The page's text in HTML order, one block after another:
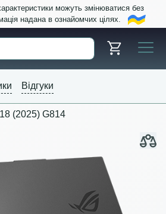
можуть змінюватися без
надана в ознайомчих цілях.
Відгуки
(2025) G814